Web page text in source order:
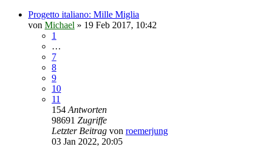
Progetto italiano: Mille Miglia
von Michael » 19 Feb 2017, 10:42
1
…
7
8
9
10
11
154 Antworten
98691 Zugriffe
Letzter Beitrag von roemerjung
03 Jan 2022, 20:05